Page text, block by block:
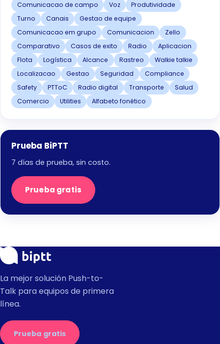
Comunicacao de campo
Voz
Produtividade
Turno
Canais
Gestao de equipe
Comunicacao em grupo
Comunicacion
Zello
Comparativo
Casos de exito Radio
Aplicacion
Flota
Logística Alcance Rastreo
Walkie talkie
Localizacao
Gestao Seguridad
Compliance
Safety
PTToC Radio digital Transporte
Salud
Comercio
Utilities Alfabeto fonético
Prueba BiPTT
7 días de prueba, sin costo.
Prueba gratis
La mejor solución Push-to-
Talk para equipos de primera
línea.
Prueba gratis